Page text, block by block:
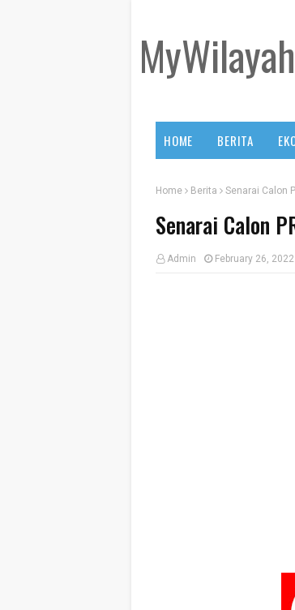
HOME BERITA
Home Berita Senarai Calon
Senarai Calon
Admin February 26, 2022